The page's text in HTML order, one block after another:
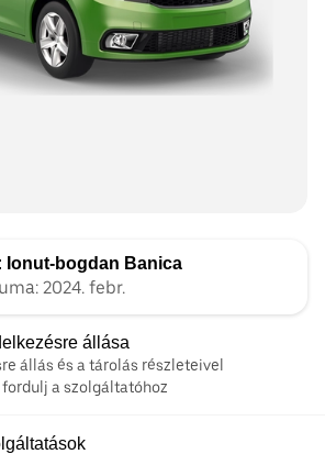
Ionut-bogdan Banica
2024. febr.
állása
állás és a tárolás részleteivel
a szolgáltatóhoz